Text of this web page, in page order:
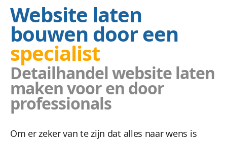
Website laten
bouwen door een
specialist
Detailhandel website laten
maken voor en door
professionals
Om er zeker van te zijn dat alles naar wens is